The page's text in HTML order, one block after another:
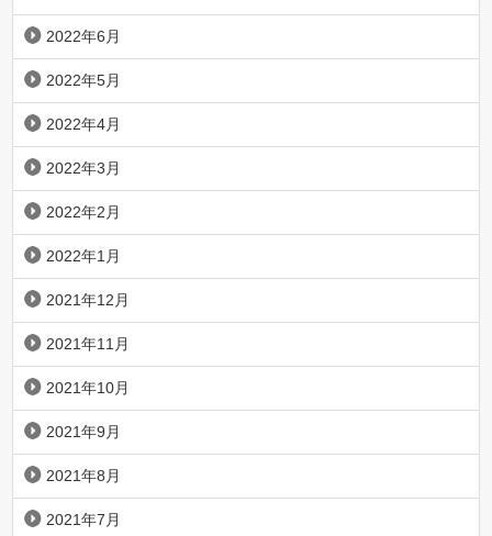
2022年6月
2022年5月
2022年4月
2022年3月
2022年2月
2022年1月
2021年12月
2021年11月
2021年10月
2021年9月
2021年8月
2021年7月